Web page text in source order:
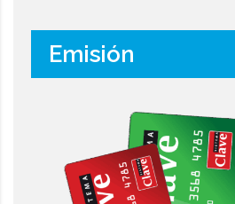
Emisión